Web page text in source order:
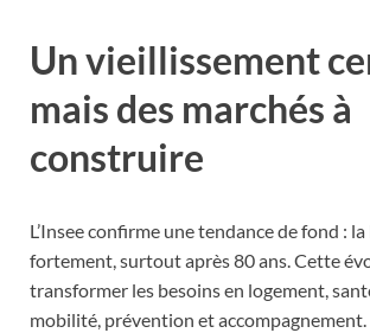
Un vieillissement
mais des marchés à
construire
L’Insee confirme une tendance de fond :
fortement, surtout après 80 ans. Cette
transformer les besoins en logement,
mobilité, prévention et accompagnement.